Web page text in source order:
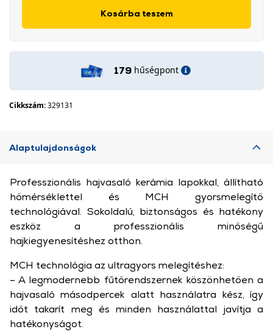
Kosárba teszem
179 hűségpont
Cikkszám:329131
Alaptulajdonságok
Professzionális hajvasaló kerámia lapokkal, állítható
hőmérséklettel és MCH gyorsmelegítő
technológiával. Sokoldalú, biztonságos és hatékony
eszköz a professzionális minőségű
hajkiegyenesítéshez otthon.
MCH technológia az ultragyors melegítéshez:
– A legmodernebb fűtőrendszernek köszönhetően a
hajvasaló másodpercek alatt használatra kész, így
időt takarít meg és minden használattal javítja a
hatékonyságot.